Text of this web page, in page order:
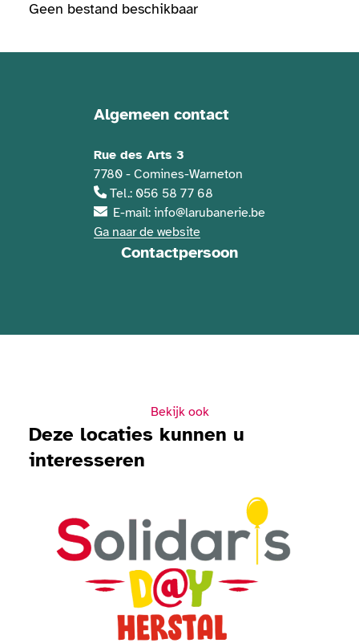
Geen bestand beschikbaar
Contactgegevens
Algemeen contact
Rue des Arts 3
7780 - Comines-Warneton
Tel.: 056 58 77 68
E-mail: info@larubanerie.be
Ga naar de website
Contactpersoon
Bekijk ook
Deze locaties kunnen u
interesseren